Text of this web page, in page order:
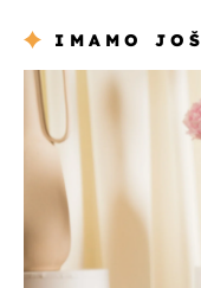
IMAMO JOŠ
moda & ljepota